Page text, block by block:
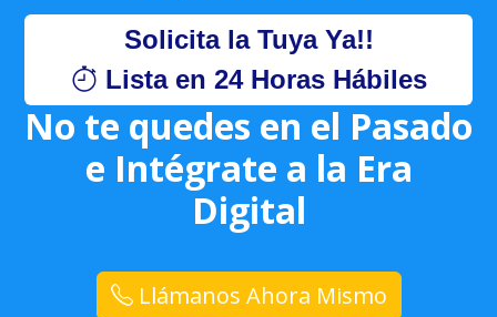
Solicita la Tuya Ya!!
Lista en 24 Horas Hábiles
No te quedes en el Pasado
e Intégrate a la Era
Digital
Llámanos Ahora Mismo